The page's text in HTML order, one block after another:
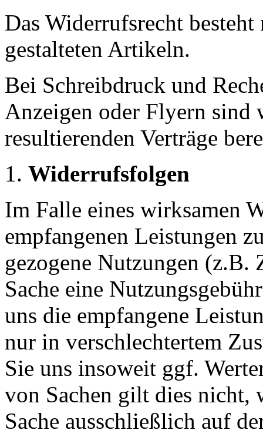
Das Widerrufsrecht
gestalteten Artikeln.
Bei Schreibdruck und
Anzeigen oder Flyern sind
resultierenden Verträge
Widerrufsfolgen
Im Falle eines wirksamen
empfangenen Leistungen
gezogene Nutzungen (z.B.
Sache eine
uns die empfangene
nur in verschlechtertem
Sie uns insoweit ggf.
von Sachen gilt dies nicht,
Sache ausschließlich auf